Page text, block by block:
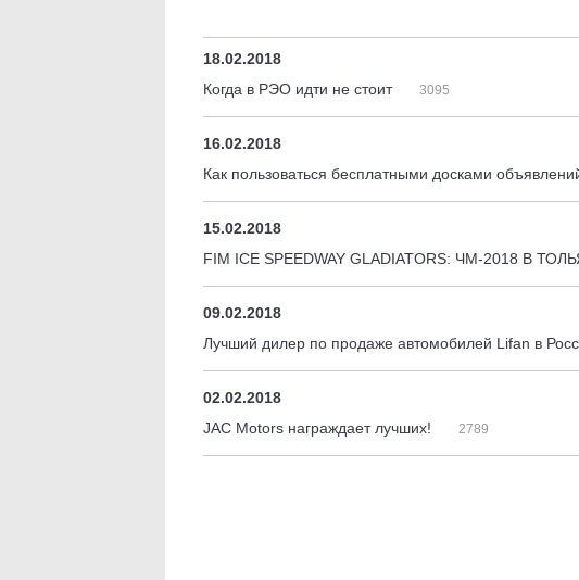
18.02.2018
Когда в РЭО идти не стоит
3095
16.02.2018
Как пользоваться бесплатными досками
15.02.2018
FIM ICE SPEEDWAY GLADIATORS: ЧМ-2018 В
09.02.2018
Лучший дилер по продаже автомобилей Lifan в
02.02.2018
JAC Motors награждает лучших!
2789